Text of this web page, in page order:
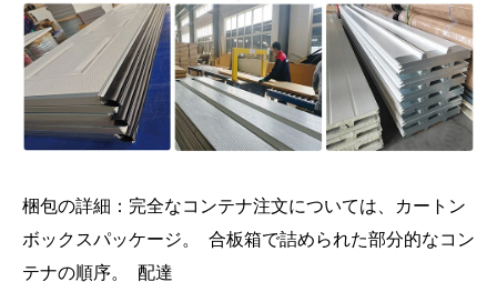
梱包の詳細：完全なコンテナ注文については、カートン
ボックスパッケージ。 合板箱で詰められた部分的なコン
テナの順序。 配達